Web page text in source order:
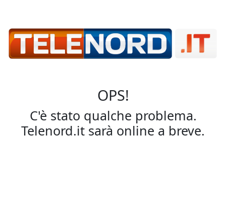
OPS!
C'è stato qualche problema.
Telenord.it sarà online a breve.